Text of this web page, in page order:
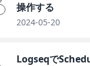
操作する
2024-05-20
Logseqで